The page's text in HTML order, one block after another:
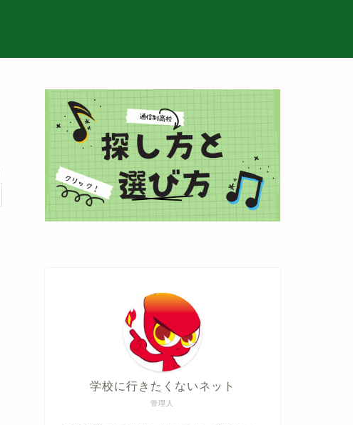
管理人
学校に行きたくないネット